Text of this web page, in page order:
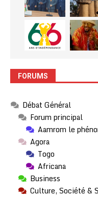
FORUMS
Débat Général
Forum principal
Aamrom le
Agora
Togo
Africana
Business
Culture, Société &